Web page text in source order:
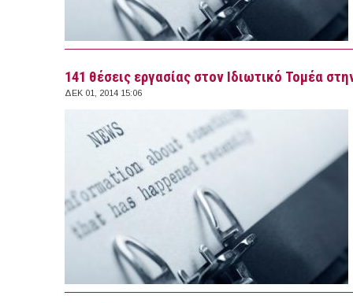
141 θέσεις εργασίας στον Ιδιωτικό Τομέα
ΔΕΚ 01, 2014 15:06